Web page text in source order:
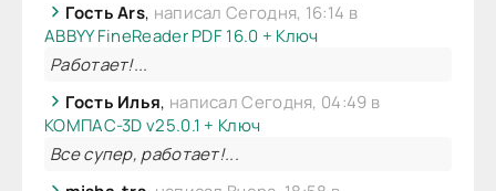
Гость Ars, написал Сегодня, 16:14 в
ABBYY FineReader PDF 16.0 + Ключ
Работает!...
Гость Илья, написал Сегодня, 04:49 в
КОМПАС-3D v25.0.1 + Ключ
Все супер, работает!...